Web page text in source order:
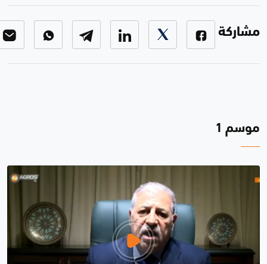
مشاركة
موسم 1